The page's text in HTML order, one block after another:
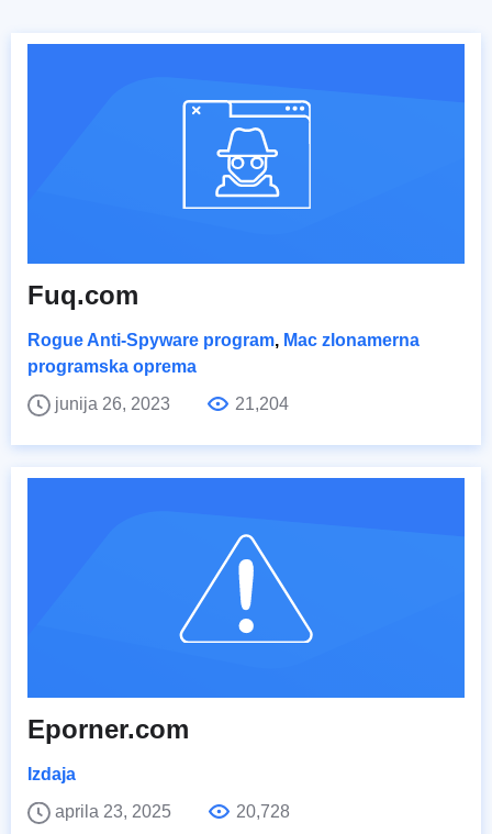
Fuq.com
Rogue Anti-Spyware program, Mac zlonamerna
programska oprema
junija 26, 2023
21,204
Eporner.com
Izdaja
aprila 23, 2025
20,728